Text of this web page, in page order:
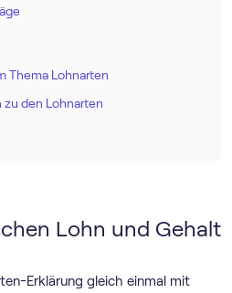
Thema Lohnarten
den Lohnarten
Lohn und Gehalt
Erklärung gleich einmal mit